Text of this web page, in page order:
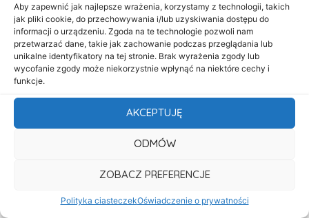
Aby zapewnić jak najlepsze wrażenia, korzystamy z technologii, takich
jak pliki cookie, do przechowywania i/lub uzyskiwania dostępu do
informacji o urządzeniu. Zgoda na te technologie pozwoli nam
przetwarzać dane, takie jak zachowanie podczas przeglądania lub
unikalne identyfikatory na tej stronie. Brak wyrażenia zgody lub
wycofanie zgody może niekorzystnie wpłynąć na niektóre cechy i
funkcje.
AKCEPTUJĘ
ODMÓW
ZOBACZ PREFERENCJE
Polityka ciasteczekOświadczenie o prywatności
Menu
Start
O nas
Oferta
Aktualności
Deklaracja dostępności